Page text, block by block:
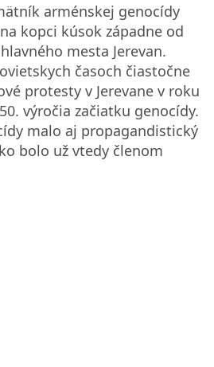
arménskej genocídy
kopci kúsok západne od
mesta Jerevan.
časoch čiastočne
protesty v Jerevane v roku
výročia začiatku genocídy.
malo aj propagandistický
bolo už vtedy členom